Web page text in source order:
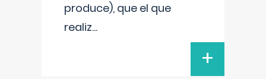
produce), que el que
realiz...
+